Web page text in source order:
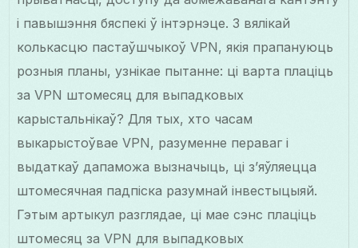
і павышэння бяспекі ў інтэрнэце. З вялікай
колькасцю пастаўшчыкоў VPN, якія прапануюць
розныя планы, узнікае пытанне: ці варта плаціць
за VPN штомесяц для выпадковых
карыстальнікаў? Для тых, хто часам
выкарыстоўвае VPN, разуменне пераваг і
выдаткаў дапаможа вызначыць, ці з’яўляецца
штомесячная падпіска разумнай інвестыцыяй.
Гэтым артыкул разглядае, ці мае сэнс плаціць
штомесяц за VPN для выпадковых